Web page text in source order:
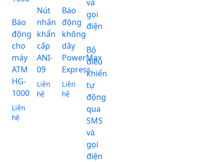
Báo
động
cho
máy
ATM
HG-
1000
Liên
hệ
Nút
nhấn
khẩn
cấp
ANI-
09
Liên
hệ
Báo
động
không
dây
PowerMax
Express
Liên
hệ
Bộ
điều
khiển
tự
động
qua
SMS
và
gọi
điện